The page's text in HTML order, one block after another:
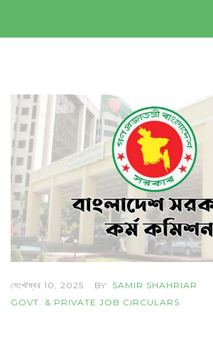
সেপ্টেম্বর 10, 2025 BY: SAMIR SHAHRIAR
GOVT. & PRIVATE JOB CIRCULARS